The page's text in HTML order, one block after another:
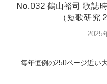
No.032 鶴山裕司 歌誌
（短歌研究
2025
毎年恒例の250ページ近い